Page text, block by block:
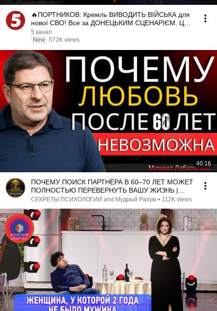
🔥ПОРТНИКОВ: Кремль ВИВОДИТЬ ВІЙСЬКА для
нової СВО! Все за ДОНЕЦЬКИМ СЦЕНАРІЄМ. Це
шанс для УКРАЇНИ
5 канал
New 572K views
40:16
ПОЧЕМУ ПОИСК ПАРТНЁРА В 60–70 ЛЕТ МОЖЕТ
ПОЛНОСТЬЮ ПЕРЕВЕРНУТЬ ВАШУ ЖИЗНЬ |
МИХАИЛ ЛАБКОВСКИЙ
СЕКРЕТЫ ПСИХОЛОГИИ and Мудрый Разум • 112K views